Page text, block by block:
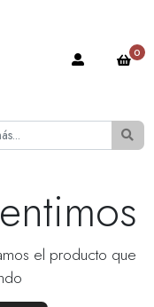
0
el producto que